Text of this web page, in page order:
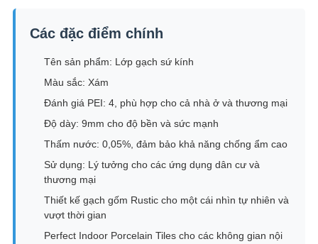
Các đặc điểm chính
Tên sản phẩm: Lớp gạch sứ kính
Màu sắc: Xám
Đánh giá PEI: 4, phù hợp cho cả nhà ở và thương mại
Độ dày: 9mm cho độ bền và sức mạnh
Thấm nước: 0,05%, đảm bảo khả năng chống ẩm cao
Sử dụng: Lý tưởng cho các ứng dụng dân cư và
thương mại
Thiết kế gạch gốm Rustic cho một cái nhìn tự nhiên và
vượt thời gian
Perfect Indoor Porcelain Tiles cho các không gian nội